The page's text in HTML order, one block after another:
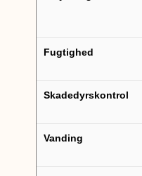
Fugtighed
Skadedyrskontrol
Vanding